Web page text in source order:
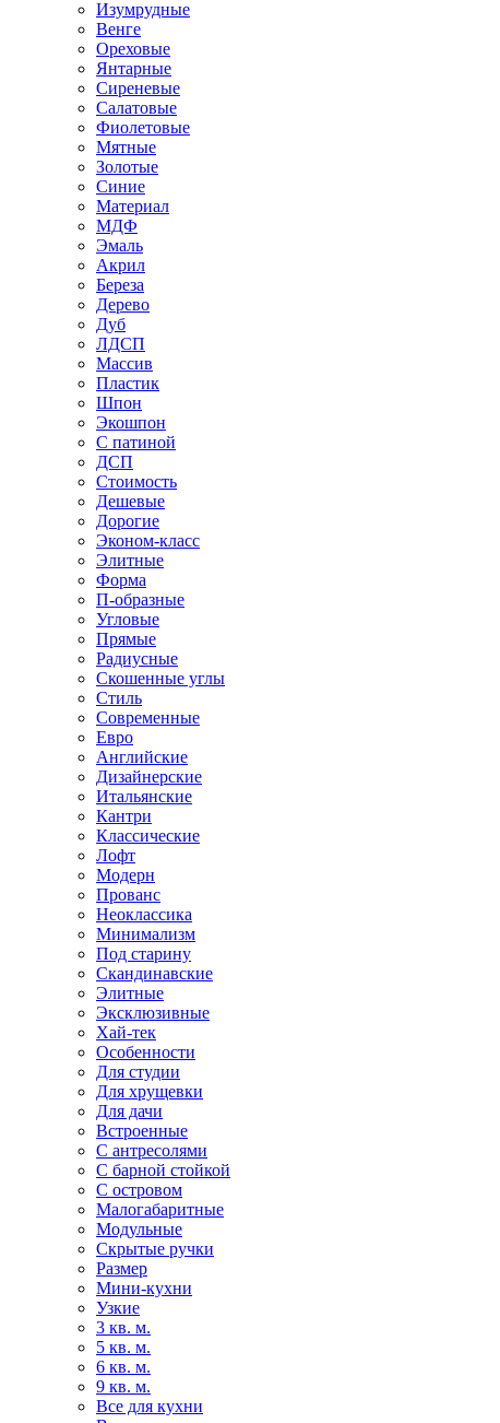
Изумрудные
Венге
Ореховые
Янтарные
Сиреневые
Салатовые
Фиолетовые
Мятные
Золотые
Синие
Материал
МДФ
Эмаль
Акрил
Береза
Дерево
Дуб
ЛДСП
Массив
Пластик
Шпон
Экошпон
С патиной
ДСП
Стоимость
Дешевые
Дорогие
Эконом-класс
Элитные
Форма
П-образные
Угловые
Прямые
Радиусные
Скошенные углы
Стиль
Современные
Евро
Английские
Дизайнерские
Итальянские
Кантри
Классические
Лофт
Модерн
Прованс
Неоклассика
Минимализм
Под старину
Скандинавские
Элитные
Эксклюзивные
Хай-тек
Особенности
Для студии
Для хрущевки
Для дачи
Встроенные
С антресолями
С барной стойкой
С островом
Малогабаритные
Модульные
Скрытые ручки
Размер
Мини-кухни
Узкие
3 кв. м.
5 кв. м.
6 кв. м.
9 кв. м.
Все для кухни